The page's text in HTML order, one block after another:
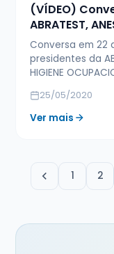
(VÍDEO)
ABRATEST,
Conversa em 22
presidentes da
HIGIENE
25/05/2020
Ver mais
1 2